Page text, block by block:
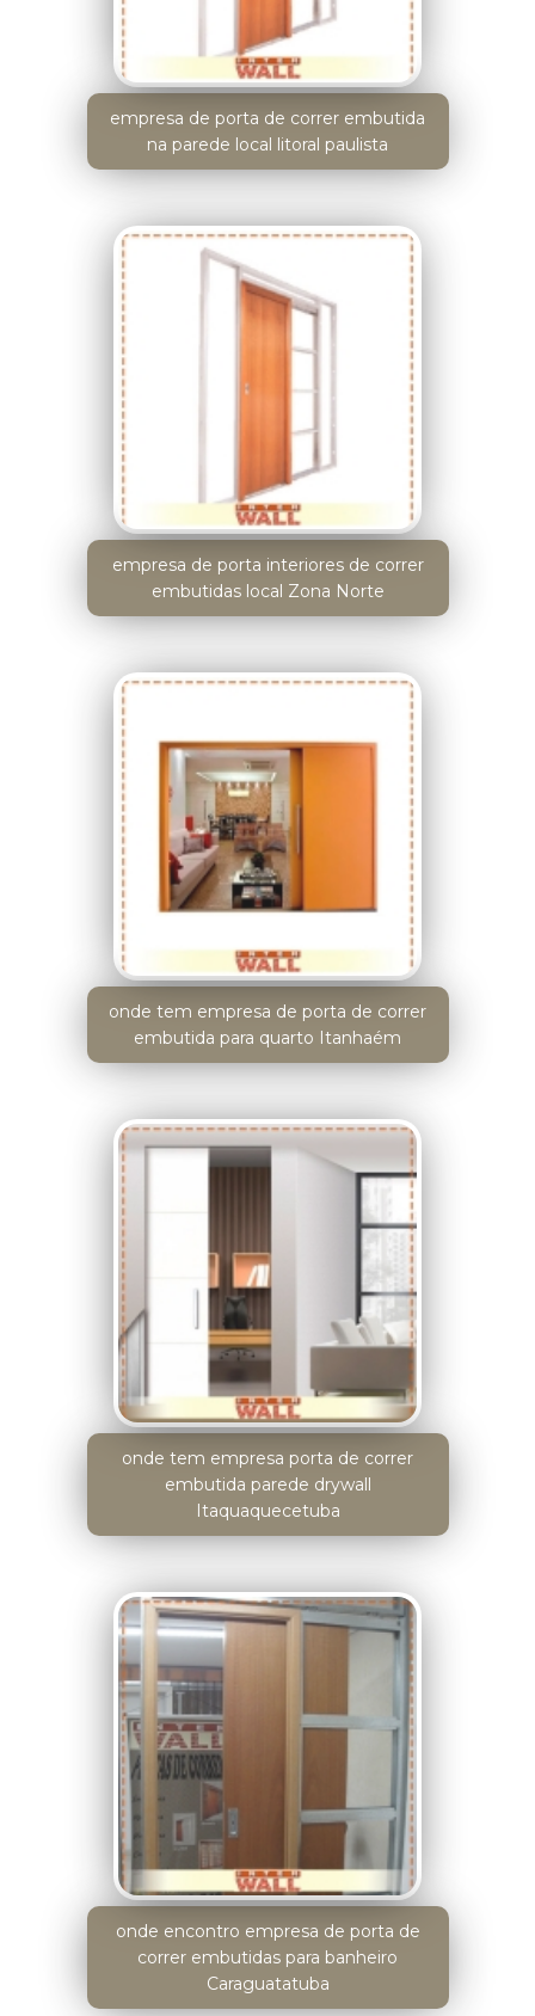
empresa de porta de correr embutida
na parede local litoral paulista
empresa de porta interiores de correr
embutidas local Zona Norte
onde tem empresa de porta de correr
embutida para quarto Itanhaém
onde tem empresa porta de correr
embutida parede drywall
Itaquaquecetuba
onde encontro empresa de porta de
correr embutidas para banheiro
Caraguatatuba